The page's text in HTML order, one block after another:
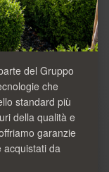
del Gruppo
che
standard più
della qualità e
garanzie
da